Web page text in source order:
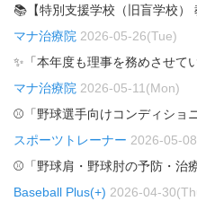
📚【特別支援学校（旧盲学校
マナ治療院 2026-05-26(Tue)
✨「本年度も理事を務めさせて
マナ治療院 2026-05-11(Mon)
⚾「野球選手向けコンディショ
スポーツトレーナー 2026-05-
⚾「野球肩・野球肘の予防・治
Baseball Plus(+) 2026-04-